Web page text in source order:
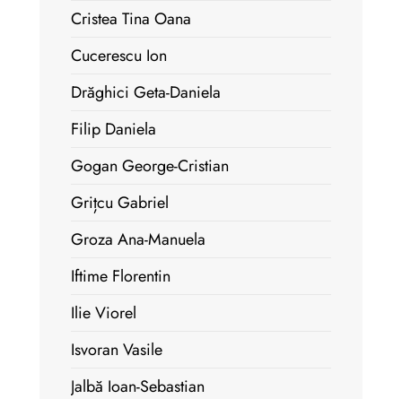
Cristea Tina Oana
Cucerescu Ion
Drăghici Geta-Daniela
Filip Daniela
Gogan George-Cristian
Grițcu Gabriel
Groza Ana-Manuela
Iftime Florentin
Ilie Viorel
Isvoran Vasile
Jalbă Ioan-Sebastian